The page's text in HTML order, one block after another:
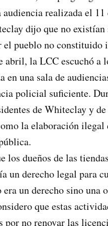
audiencia realizada el
dijo que no
pueblo no constituido
abril, la LCC escuchó a
en una sala de
policial suficiente.
de Whiteclay y
la elaboración
los dueños de las
un derecho legal para
era un derecho sino una
que estas
por no renovar las